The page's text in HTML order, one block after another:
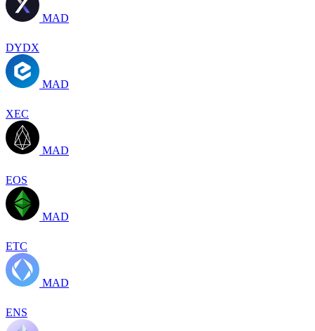
MAD
DYDX
MAD
XEC
MAD
EOS
MAD
ETC
MAD
ENS